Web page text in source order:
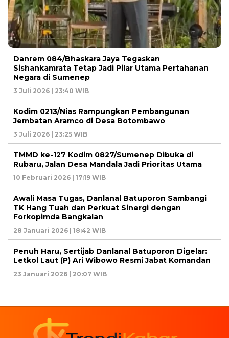
Danrem 084/Bhaskara Jaya Tegaskan
Sishankamrata Tetap Jadi Pilar Utama Pertahanan
Negara di Sumenep
3 Juli 2026 | 23:40 WIB
Kodim 0213/Nias Rampungkan Pembangunan
Jembatan Aramco di Desa Botombawo
3 Juli 2026 | 23:25 WIB
TMMD ke-127 Kodim 0827/Sumenep Dibuka di
Rubaru, Jalan Desa Mandala Jadi Prioritas Utama
10 Februari 2026 | 17:19 WIB
Awali Masa Tugas, Danlanal Batuporon Sambangi
TK Hang Tuah dan Perkuat Sinergi dengan
Forkopimda Bangkalan
28 Januari 2026 | 18:42 WIB
Penuh Haru, Sertijab Danlanal Batuporon Digelar:
Letkol Laut (P) Ari Wibowo Resmi Jabat Komandan
23 Januari 2026 | 20:07 WIB